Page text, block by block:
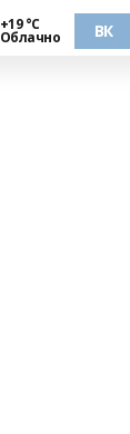
+19 °С
Облачно ВК